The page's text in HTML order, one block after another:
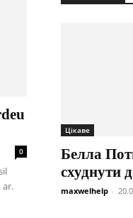
0
ar.
Цікаве
Белла
схуднути
maxwelhelp -